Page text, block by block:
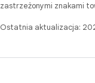
zastrzeżonymi znakami
Ostatnia aktualizacja: